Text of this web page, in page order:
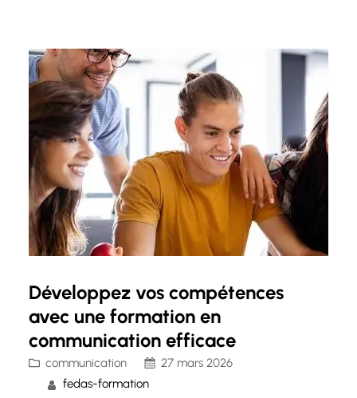
démarquer dans l’environnement numérique
d’aujourd’hui. Avec l’évolution rapide des
technologies et des plateformes en ligne, il…
Développez vos compétences
avec une formation en
communication efficace
communication
27 mars 2026
fedas-formation